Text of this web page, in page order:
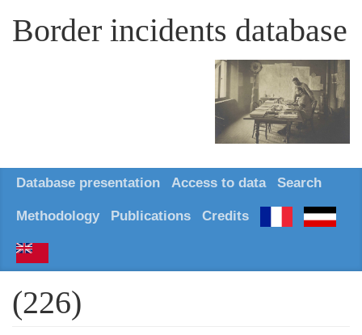
Border incidents database
Database presentation Access to data Search
Methodology Publications Credits
(226)